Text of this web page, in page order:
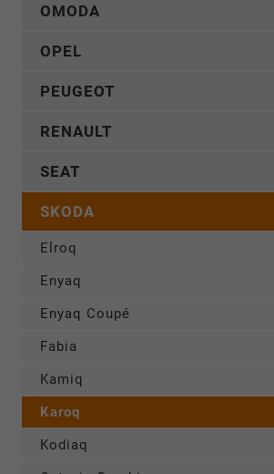
OMODA
OPEL
PEUGEOT
RENAULT
SEAT
SKODA
Elroq
Enyaq
Enyaq Coupé
Fabia
Kamiq
Karoq
Kodiaq